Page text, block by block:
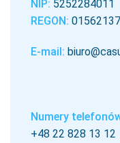
NIP: 5252284011
REGON:
E-mail:
Numery
+48 22 828 13 12